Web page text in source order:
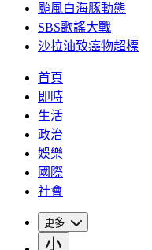
颱風白海豚動態
SBS歌謠大戰
沙拉油致癌物超標
首頁
即時
生活
政治
娛樂
國際
社會
更多